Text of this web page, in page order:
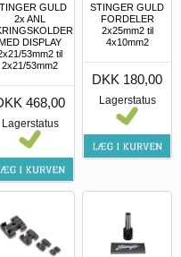
GULD
2x ANL
DISPLAY
53mm2 til
2x21/53mm2
468,00
Lagerstatus
STINGER GULD
FORDELER
2x25mm2 til
4x10mm2
DKK 180,00
Lagerstatus